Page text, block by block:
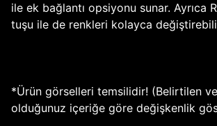
ile ek bağlantı opsiyonu sunar. Ayrıca
tuşu ile de renkleri kolayca
*Ürün görselleri temsilidir! (Belirtilen
olduğunuz içeriğe göre değişkenlik